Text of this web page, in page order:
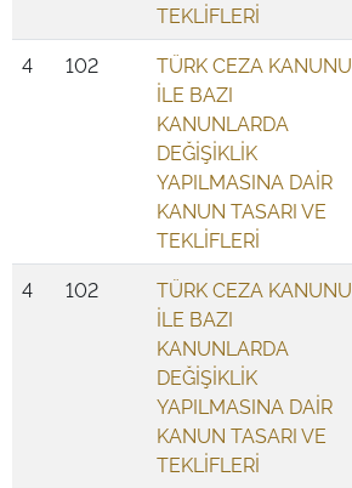
TEKLİFLERİ
4 102
TÜRK CEZA KANUNU
İLE BAZI
KANUNLARDA
DEĞİŞİKLİK
YAPILMASINA DAİR
KANUN TASARI VE
TEKLİFLERİ
4 102
TÜRK CEZA KANUNU
İLE BAZI
KANUNLARDA
DEĞİŞİKLİK
YAPILMASINA DAİR
KANUN TASARI VE
TEKLİFLERİ